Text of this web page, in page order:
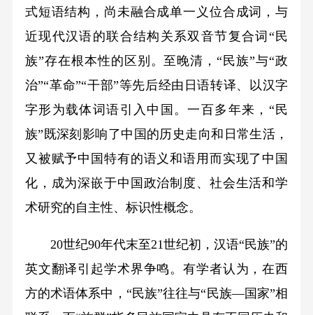
式短语结构，尚未融合成单一义位合成词，与
近现代汉语的联合结构关系双音节复合词“民
族”存在根本性的区别。至晚清，“民族”与“政
治”“革命”“干部”等先后经由日语转译、以汉字
字形为载体词语引入中国。一百多年来，“民
族”既深刻影响了中国的历史走向和日常生活，
又被赋予中国特有的语义和语用而实现了中国
化，成为深嵌于中国政治制度、社会生活和学
术研究的自主性、标识性概念。
20世纪90年代末至21世纪初，汉语“民族”的
英文翻译引起学术界争鸣。有学者认为，在西
方的术语体系中，“民族”往往与“民族—国家”相